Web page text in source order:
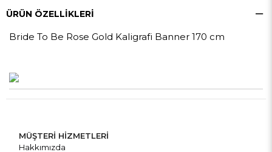
ÜRÜN ÖZELLIKLERI
Bride To Be Rose Gold Kaligrafi Banner 170 cm
MÜŞTERİ HİZMETLERİ
Hakkımızda